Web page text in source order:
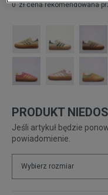
0 zł cena rekomendowana
PRODUKT
Jeśli artykuł będzie
powiadomienie.
Wybierz rozmiar